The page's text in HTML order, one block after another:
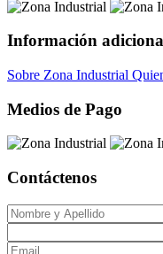
Información
Sobre Zona Industrial
Medios de Pago
Contáctenos